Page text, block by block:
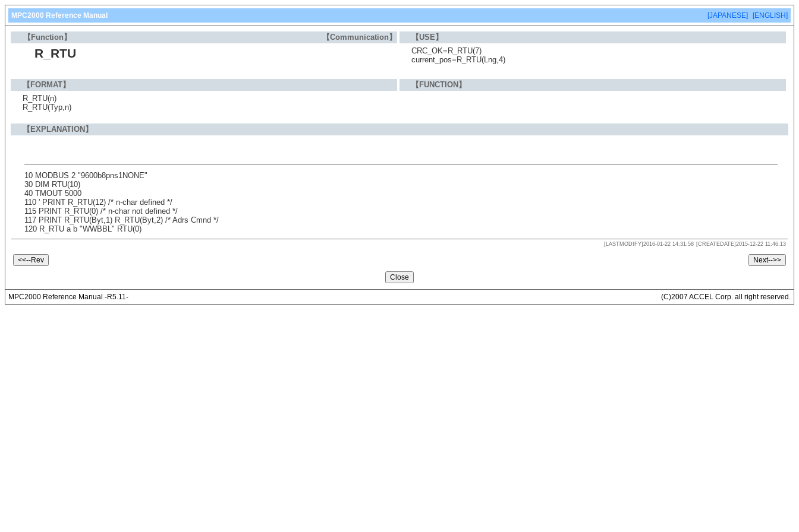
MPC2000 Reference Manual [JAPANESE] [ENGLISH]
【Function】 【Communication】 【USE】
R_RTU
CRC_OK=R_RTU(7)
current_pos=R_RTU(Lng,4)
【FORMAT】
【FUNCTION】
R_RTU(n)
R_RTU(Typ,n)
【EXPLANATION】
10 MODBUS 2 "9600b8pns1NONE"
30 DIM RTU(10)
40 TMOUT 5000
110 ' PRINT R_RTU(12) /* n-char defined */
115 PRINT R_RTU(0) /* n-char not defined */
117 PRINT R_RTU(Byt,1) R_RTU(Byt,2) /* Adrs Cmnd */
120 R_RTU a b "WWBBL" RTU(0)
[LASTMODIFY]2016-01-22 14:31:58 [CREATEDATE]2015-12-22 11:46:13
MPC2000 Reference Manual -R5.11- (C)2007 ACCEL Corp. all right reserved.